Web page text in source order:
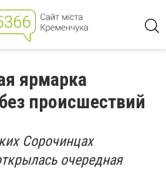
ярмарка
происшествий
Сорочинцах
очередная